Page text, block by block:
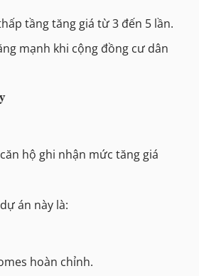
tầng tăng giá từ 3 đến 5 lần.
mạnh khi cộng đồng cư dân
hộ ghi nhận mức tăng giá
án này là:
hoàn chỉnh.